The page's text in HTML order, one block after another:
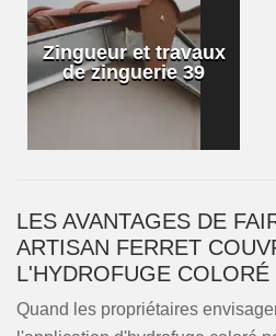
Zingueur et travaux
de zinguerie 39
LES AVANTAGES DE
ARTISAN FERRET
L'HYDROFUGE COLORÉ
Quand les propriétaires